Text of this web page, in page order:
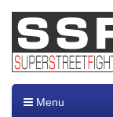
スパ２X大会
ス）、X-EST（
Menu